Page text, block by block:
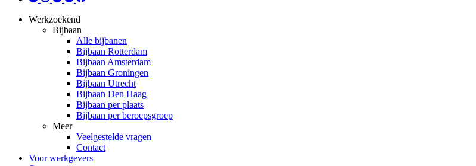
Werkzoekend
Bijbaan
Alle bijbanen
Bijbaan Rotterdam
Bijbaan Amsterdam
Bijbaan Groningen
Bijbaan Utrecht
Bijbaan Den Haag
Bijbaan per plaats
Bijbaan per beroepsgroep
Meer
Veelgestelde vragen
Contact
Voor werkgevers